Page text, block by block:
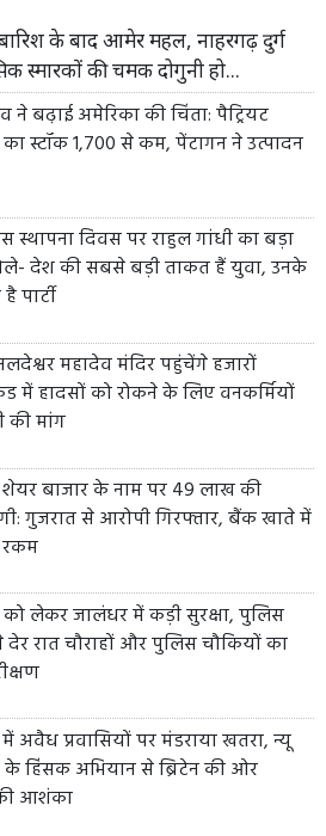
के बाद आमेर महल, नाहरगढ़ दुर्ग
स्मारकों की चमक दोगुनी हो...
ने बढ़ाई अमेरिका की चिंता: पैट्रियट
का स्टॉक 1,700 से कम, पेंटागन ने उत्पादन
स्थापना दिवस पर राहुल गांधी का बड़ा
देश की सबसे बड़ी ताकत हैं युवा, उनके
पार्टी
महादेव मंदिर पहुंचेंगे हजारों
में हादसों को रोकने के लिए वनकर्मियों
की मांग
बाजार के नाम पर 49 लाख की
गुजरात से आरोपी गिरफ्तार, बैंक खाते में
रकम
लेकर जालंधर में कड़ी सुरक्षा, पुलिस
देर रात चौराहों और पुलिस चौकियों का
प्रवासियों पर मंडराया खतरा, न्यू
हिंसक अभियान से ब्रिटेन की ओर
आशंका